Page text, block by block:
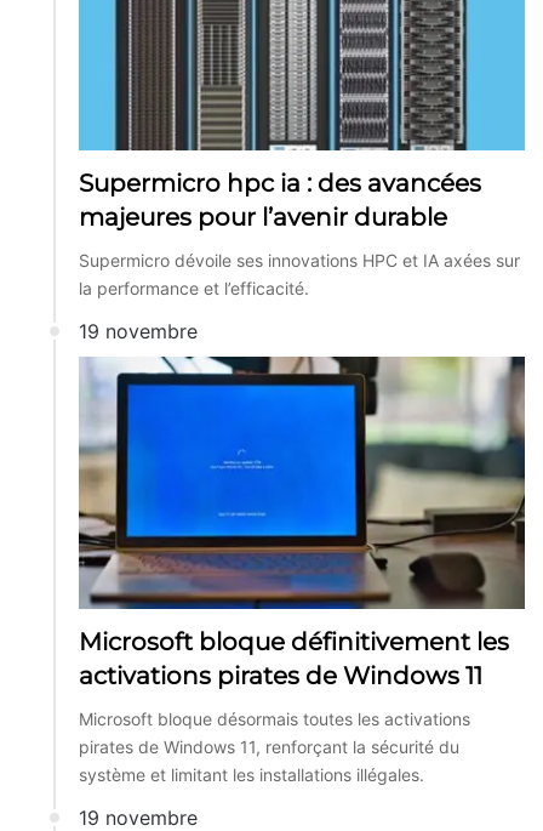
Supermicro hpc ia : des avancées
majeures pour l’avenir durable
Supermicro dévoile ses innovations HPC et IA axées sur
la performance et l’efficacité.
19 novembre
Microsoft bloque définitivement les
activations pirates de Windows 11
Microsoft bloque désormais toutes les activations
pirates de Windows 11, renforçant la sécurité du
système et limitant les installations illégales.
19 novembre